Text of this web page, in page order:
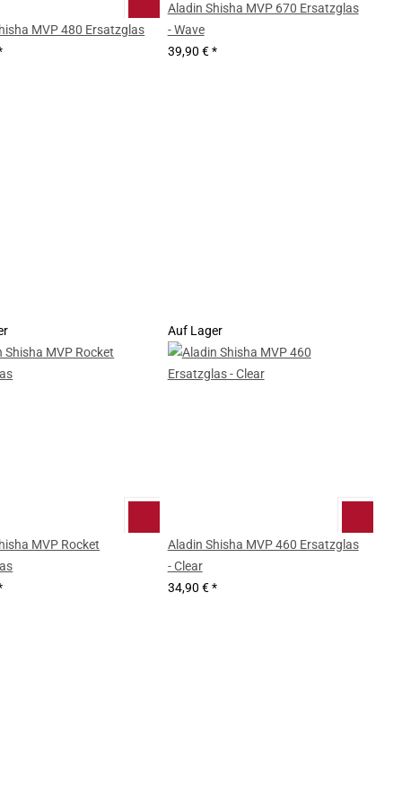
MVP 480 Ersatzglas
Aladin Shisha MVP 670 Ersatzglas
- Wave
39,90 €*
MVP Rocket
Auf Lager
Aladin Shisha MVP 460 Ersatzglas
- Clear
34,90 €*